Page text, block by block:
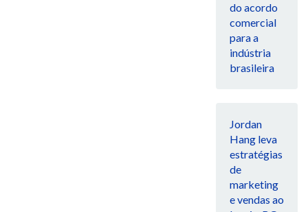
do acordo
comercial
para a
indústria
brasileira
Jordan
Hang leva
estratégias
de
marketing
e vendas ao